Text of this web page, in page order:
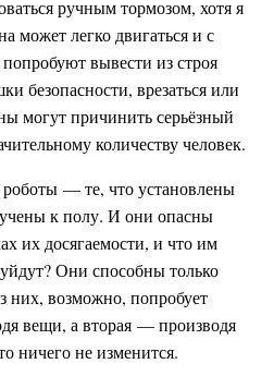
ручным тормозом, хотя я
может легко двигаться и с
вывести из строя
безопасности, врезаться или
могут причинить серьёзный
количеству человек.
— те, что установлены
к полу. И они опасны
их досягаемости, и что им
уйдут? Они способны только
них, возможно, попробует
вещи, а вторая — производя
ничего не изменится.